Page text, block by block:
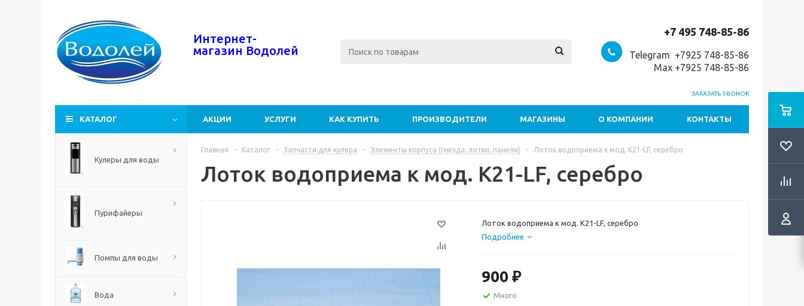
Интернет-
магазин Водолей
+7 495 748-85-86
Telegram +7925 748-85-86
Max +7925 748-85-86
ЗАКАЗАТЬ ЗВОНОК
КАТАЛОГ АКЦИИ УСЛУГИ КАК КУПИТЬ ПРОИЗВОДИТЕЛИ МАГАЗИНЫ О КОМПАНИИ КОНТАКТЫ
Кулеры для воды
Пурифайеры
Помпы для воды
Вода
Главная - Каталог - Запчасти для кулера - Элементы корпуса (гнезда, лотки, панели) - Лоток водоприема к мод. K21-LF, серебро
Лоток водоприема к мод. K21-LF, серебро
Лоток водоприема к мод. K21-LF, серебро
Подробнее
900 ₽
Много